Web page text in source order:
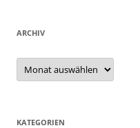
ARCHIV
Archiv
KATEGORIEN